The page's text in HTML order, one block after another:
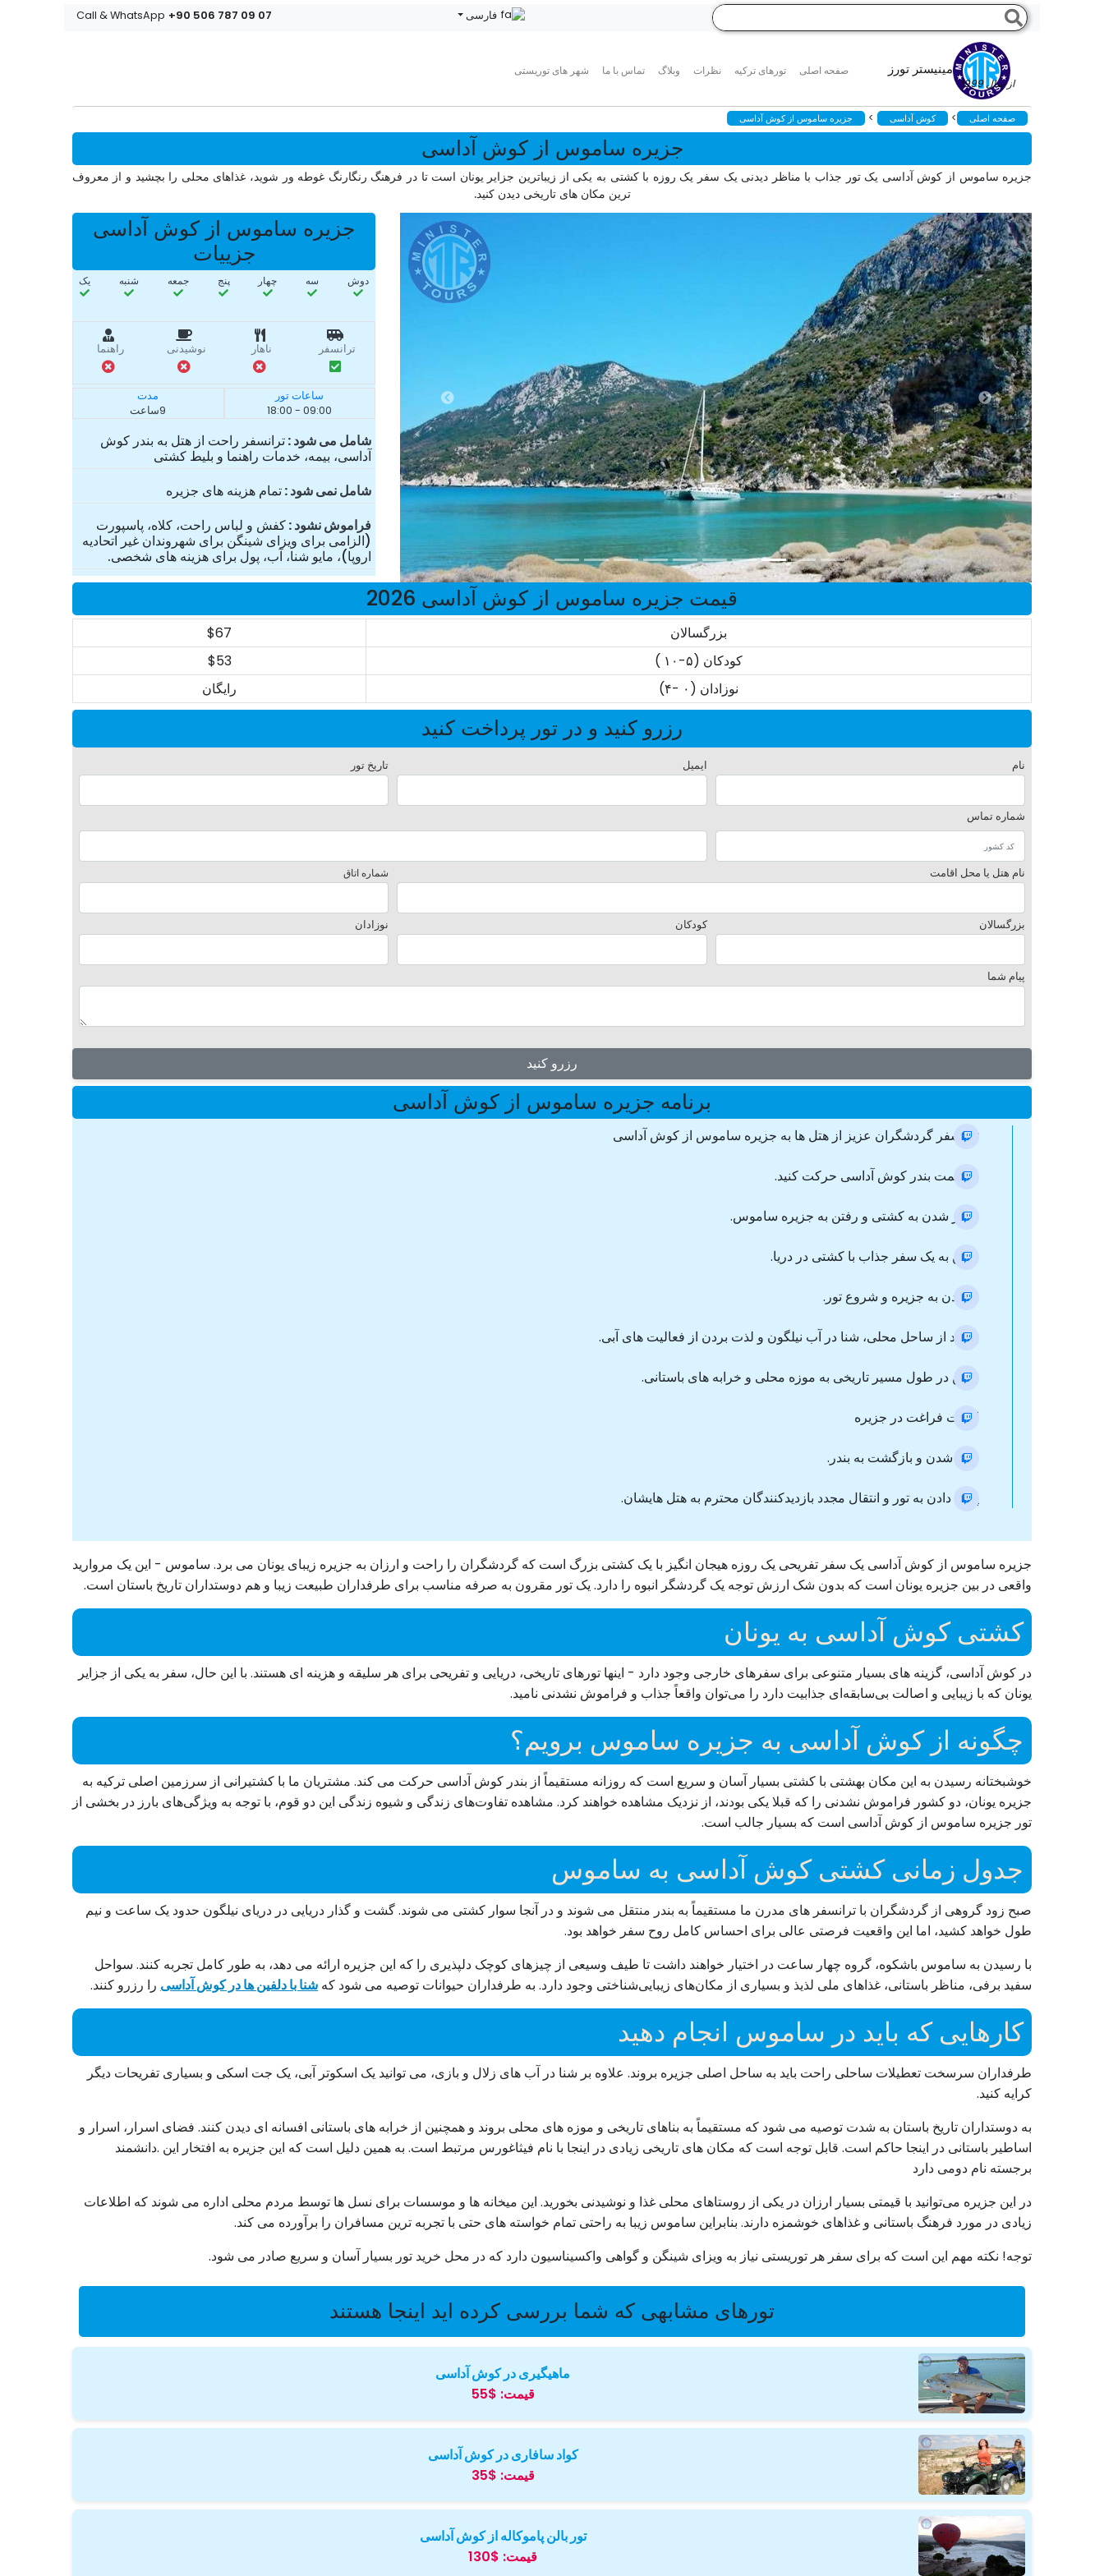
مینیستر تورز
از سال 1999
صفحه اصلی تورهای ترکیه نظرات وبلاگ تماس با ما شهر های توریستی
فارسی Call & WhatsApp +90 506 787 09 07
صفحه اصلی > کوش آداسی > جزیره ساموس از کوش آداسی
جزیره ساموس از کوش آداسی
جزیره ساموس از کوش آداسی یک تور جذاب با مناظر دیدنی یک سفر یک روزه با کشتی به یکی از زیباترین جزایر یونان است تا در فرهنگ رنگارنگ غوطه ور شوید، غذاهای محلی را بچشید و از معروف
ترین مکان های تاریخی دیدن کنید.
جزیره ساموس از کوش آداسی
جزییات
دوش سه‌ چهار پنج جمعه شنبه یک
ترانسفر ناهار نوشیدنی راهنما
ساعات تور
09:00 - 18:00
مدت
9ساعت
شامل می شود ترانسفر راحت از هتل به بندر کوش
آداسی، بیمه، خدمات راهنما و بلیط کشتی
شامل نمی شود تمام هزینه های جزیره
فراموش نشود کفش و لباس راحت، کلاه، پاسپورت
(الزامی برای ویزای شینگن برای شهروندان غیر اتحادیه
اروپا)، مایو شنا، آب، پول برای هزینه های شخصی.
قیمت جزیره ساموس از کوش آداسی 2026
بزرگسالان
$67
کودکان (۵-۱۰ )
$53
نوزادان (۰ -۴)
رایگان
رزرو کنید و در تور پرداخت کنید
نام ایمیل تاریخ تور
شماره تماس
نام هتل یا محل اقامت شماره اتاق
بزرگسالان کودکان نوزادان
پیام شما
رزرو کنید
برنامه جزیره ساموس از کوش آداسی
ترانسفر گردشگران عزیز از هتل ها به جزیره ساموس از کوش آداسی
به سمت بندر کوش آداسی حرکت کنید.
سوار شدن به کشتی و رفتن به جزیره ساموس.
رفتن به یک سفر جذاب با کشتی در دریا.
رسیدن به جزیره و شروع تور.
بازدید از ساحل محلی، شنا در آب نیلگون و لذت بردن از فعالیت های آبی.
رفتن در طول مسیر تاریخی به موزه محلی و خرابه های باستانی.
اوقات فراغت در جزیره
جمع شدن و بازگشت به بندر.
پایان دادن به تور و انتقال مجدد بازدیدکنندگان محترم به هتل هایشان.
جزیره ساموس از کوش آداسی یک سفر تفریحی یک روزه هیجان انگیز با یک کشتی بزرگ است که گردشگران را راحت و ارزان به جزیره زیبای یونان می برد. ساموس - این یک مروارید
واقعی در بین جزیره یونان است که بدون شک ارزش توجه یک گردشگر انبوه را دارد. یک تور مقرون به صرفه مناسب برای طرفداران طبیعت زیبا و هم دوستداران تاریخ باستان است.
کشتی کوش آداسی به یونان
در کوش آداسی، گزینه های بسیار متنوعی برای سفرهای خارجی وجود دارد - اینها تورهای تاریخی، دریایی و تفریحی برای هر سلیقه و هزینه ای هستند. با این حال، سفر به یکی از جزایر
یونان که با زیبایی و اصالت بی‌سابقه‌ای جذابیت دارد را می‌توان واقعاً جذاب و فراموش نشدنی نامید.
چگونه از کوش آداسی به جزیره ساموس برویم؟
خوشبختانه رسیدن به این مکان بهشتی با کشتی بسیار آسان و سریع است که روزانه مستقیماً از بندر کوش آداسی حرکت می کند. مشتریان ما با کشتیرانی از سرزمین اصلی ترکیه به
جزیره یونان، دو کشور فراموش نشدنی را که قبلا یکی بودند، از نزدیک مشاهده خواهند کرد. مشاهده تفاوت‌های زندگی و شیوه زندگی این دو قوم، با توجه به ویژگی‌های بارز در بخشی از
تور جزیره ساموس از کوش آداسی است که بسیار جالب است.
جدول زمانی کشتی کوش آداسی به ساموس
صبح زود گروهی از گردشگران با ترانسفر های مدرن ما مستقیماً به بندر منتقل می شوند و در آنجا سوار کشتی می شوند. گشت و گذار دریایی در دریای نیلگون حدود یک ساعت و نیم
طول خواهد کشید، اما این واقعیت فرصتی عالی برای احساس کامل روح سفر خواهد بود.
با رسیدن به ساموس باشکوه، گروه چهار ساعت در اختیار خواهند داشت تا طیف وسیعی از چیزهای کوچک دلپذیری را که این جزیره ارائه می دهد، به طور کامل تجربه کنند. سواحل
سفید برفی، مناظر باستانی، غذاهای ملی لذیذ و بسیاری از مکان‌های زیبایی‌شناختی وجود دارد. به طرفداران حیوانات توصیه می شود که شنا با دلفین ها در کوش آداسی را رزرو کنند.
کارهایی که باید در ساموس انجام دهید
طرفداران سرسخت تعطیلات ساحلی راحت باید به ساحل اصلی جزیره بروند. علاوه بر شنا در آب های زلال و بازی، می توانید یک اسکوتر آبی، یک جت اسکی و بسیاری تفریحات دیگر
کرایه کنید.
به دوستداران تاریخ باستان به شدت توصیه می شود که مستقیماً به بناهای تاریخی و موزه های محلی بروند و همچنین از خرابه های باستانی افسانه ای دیدن کنند. فضای اسرار، اسرار و
اساطیر باستانی در اینجا حاکم است. قابل توجه است که مکان های تاریخی زیادی در اینجا با نام فیثاغورس مرتبط است. به همین دلیل است که این جزیره به افتخار این .دانشمند
برجسته نام دومی دارد
در این جزیره می‌توانید با قیمتی بسیار ارزان در یکی از روستاهای محلی غذا و نوشیدنی بخورید. این میخانه ها و موسسات برای نسل ها توسط مردم محلی اداره می شوند که اطلاعات
زیادی در مورد فرهنگ باستانی و غذاهای خوشمزه دارند. بنابراین ساموس زیبا به راحتی تمام خواسته های حتی با تجربه ترین مسافران را برآورده می کند.
توجه! نکته مهم این است که برای سفر هر توریستی نیاز به ویزای شینگن و گواهی واکسیناسیون دارد که در محل خرید تور بسیار آسان و سریع صادر می شود.
تورهای مشابهی که شما بررسی کرده اید اینجا هستند
ماهیگیری در کوش آداسی
قیمت: $55
کواد سافاری در کوش آداسی
قیمت: $35
تور بالن پاموکاله از کوش آداسی
قیمت: $130